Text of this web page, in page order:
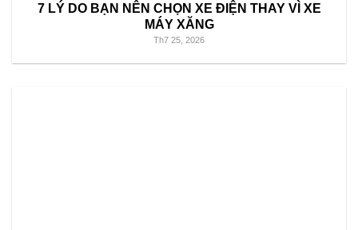
7 LÝ DO BẠN NÊN CHỌN XE ĐIỆN THAY VÌ XE
MÁY XĂNG
Th7 25, 2026